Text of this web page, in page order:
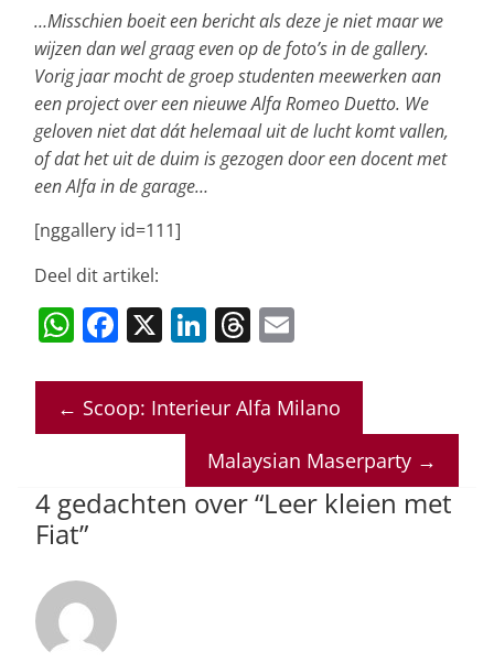
…Misschien boeit een bericht als deze je niet maar we
wijzen dan wel graag even op de foto’s in de gallery.
Vorig jaar mocht de groep studenten meewerken aan
een project over een nieuwe Alfa Romeo Duetto. We
geloven niet dat dát helemaal uit de lucht komt vallen,
of dat het uit de duim is gezogen door een docent met
een Alfa in de garage…
[nggallery id=111]
Deel dit artikel:
W
at
s
p
p
F
c
e
o
X Li
k
e
dI
n
T
re
a
d
s
ai
l
← Scoop: Interieur Alfa Milano
Malaysian Maserparty →
4 gedachten over “Leer kleien met
Fiat”